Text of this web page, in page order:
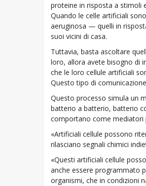
proteine in risposta a stimoli
Quando le celle artificiali
aeruginosa — quelli in
suoi vicini di casa.
Tuttavia, basta ascoltare
loro, allora avete bisogno di
che le loro cellule artificiali
Questo tipo di
Questo processo simula un
batterio a batterio, batterio
comportano come mediatori
«Artificiali cellule possono
rilasciano segnali chimici
«Questi artificiali cellule
anche essere programmato
organismi, che in condizioni